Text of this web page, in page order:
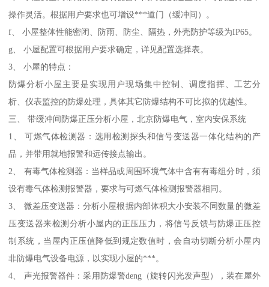
操作灵活。根据用户要求也可增设***道门（缓冲间）。
f、 小屋整体性能密闭、防雨、防尘、隔热，外壳防护等级为IP65。
g、 小屋配置可根据用户要求确定，详见配置选择表。
3、 小屋的特点：
防爆分析小屋主要是实现用户现场集中控制、调度指挥、工艺分
析、仪表监控的防爆处理，具体其它防爆结构不可比拟的优越性。
三、 带缓冲间防爆正压分析小屋，北京防爆电气，室内安保系统
1、 可燃气体检测器：选用检测探头和信号变送器一体化结构的产
品，并带用就地报警和远传接点输出。
2、 有毒气体检测器：当样品或周围环境气体中含有有毒组分时，须
设有毒气体检测报警器，要求与可燃气体检测报警器相同。
3、 微差压变送器：分析小屋根据内部体积大小安装不同数量的微差
压变送器来检测分析小屋内的正压压力，将信号反馈与防爆正压控
制系统，当屋内正压值降低到规定数值时，会自动切断分析小屋内
非防爆电气设备电源，以实现小屋的***。
4、 声光报警器件：采用防爆警deng（旋转闪光发声型），装在屋外